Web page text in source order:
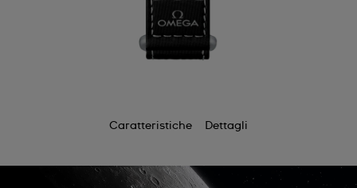
Caratteristiche Dettagli